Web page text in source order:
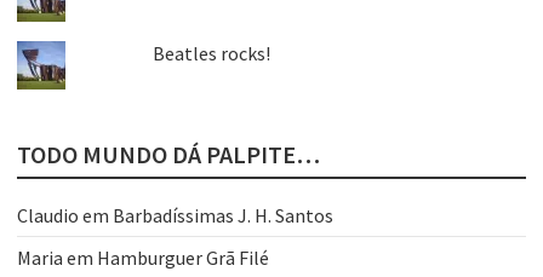
Beatles rocks!
TODO MUNDO DÁ PALPITE…
Claudio em Barbadíssimas J. H. Santos
Maria em Hamburguer Grã Filé